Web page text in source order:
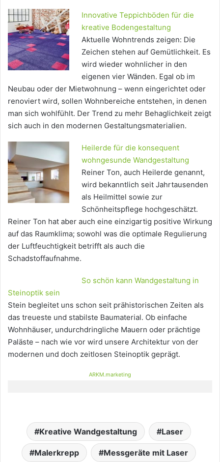
Innovative Teppichböden für die
kreative Bodengestaltung
Aktuelle Wohntrends zeigen: Die
Zeichen stehen auf Gemütlichkeit. Es
wird wieder wohnlicher in den
eigenen vier Wänden. Egal ob im
Neubau oder der Mietwohnung – wenn eingerichtet oder
renoviert wird, sollen Wohnbereiche entstehen, in denen
man sich wohlfühlt. Der Trend zu mehr Behaglichkeit zeigt
sich auch in den modernen Gestaltungsmaterialien.
Heilerde für die konsequent
wohngesunde Wandgestaltung
Reiner Ton, auch Heilerde genannt,
wird bekanntlich seit Jahrtausenden
als Heilmittel sowie zur
Schönheitspflege hochgeschätzt.
Reiner Ton hat aber auch eine einzigartig positive Wirkung
auf das Raumklima; sowohl was die optimale Regulierung
der Luftfeuchtigkeit betrifft als auch die
Schadstoffaufnahme.
So schön kann Wandgestaltung in
Steinoptik sein
Stein begleitet uns schon seit prähistorischen Zeiten als
das treueste und stabilste Baumaterial. Ob einfache
Wohnhäuser, undurchdringliche Mauern oder prächtige
Paläste – nach wie vor wird unsere Architektur von der
modernen und doch zeitlosen Steinoptik geprägt.
ARKM.marketing
Kreative Wandgestaltung Laser
Malerkrepp Messgeräte mit Laser